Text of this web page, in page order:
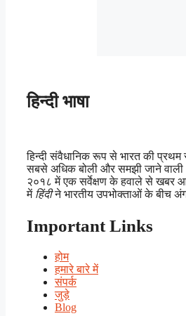
हिन्दी भाषा
हिन्दी संवैधानिक रूप से भारत की प्रथम
सबसे अधिक बोली और समझी जाने वाली
२०१८ में एक सर्वेक्षण के हवाले से खबर
में हिंदीने भारतीय उपभोक्ताओं के बीच
Important Links
होम
हमारे बारे में
संपर्क
जुड़े
Blog